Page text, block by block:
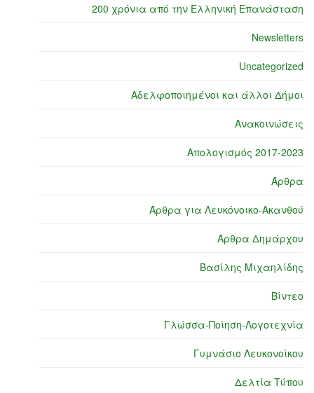
200 χρόνια από την Ελληνική Επανάσταση
Newsletters
Uncategorized
Αδελφοποιημένοι και άλλοι Δήμοι
Ανακοινώσεις
Απολογισμός 2017-2023
Άρθρα
Άρθρα για Λευκόνοικο-Ακανθού
Άρθρα Δημάρχου
Βασίλης Μιχαηλίδης
Βίντεο
Γλώσσα-Ποίηση-Λογοτεχνία
Γυμνάσιο Λευκονοίκου
Δελτία Τύπου